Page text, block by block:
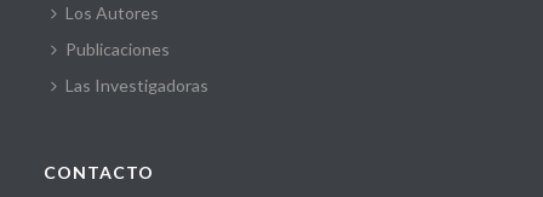
Los Autores
Publicaciones
Las Investigadoras
CONTACTO